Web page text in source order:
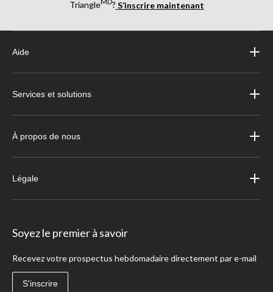
Triangle
? S’inscrire maintenant
Aide
Services et solutions
À propos de nous
Légale
Soyez le premier à savoir
Recevez votre prospectus hebdomadaire directement par e-mail
S'inscrire